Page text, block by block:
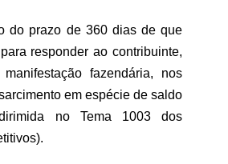
do prazo de 360 dias de que
responder ao contribuinte,
fazendária, nos
em espécie de saldo
no Tema 1003 dos